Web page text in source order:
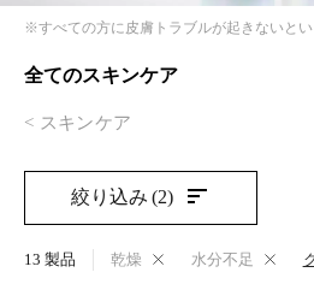
※すべての方に皮膚トラブルが起きないとい
全てのスキンケア
スキンケア
絞り込み (2)
13 製品 乾燥 水分不足